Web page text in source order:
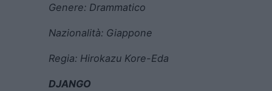
Genere: Drammatico
Nazionalità: Giappone
Regia: Hirokazu Kore-Eda
DJANGO